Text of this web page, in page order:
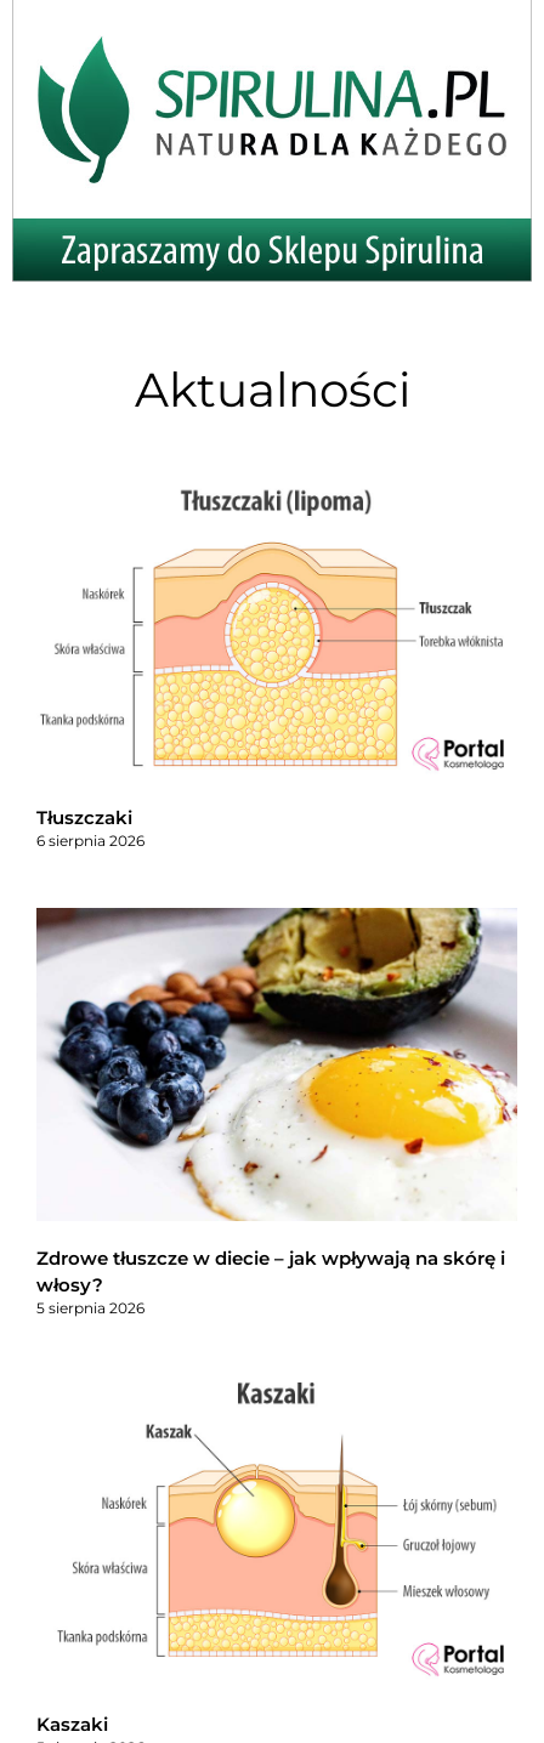
Aktualności
Tłuszczaki
6 sierpnia 2026
Zdrowe tłuszcze w diecie – jak wpływają na skórę i
włosy?
5 sierpnia 2026
Kaszaki